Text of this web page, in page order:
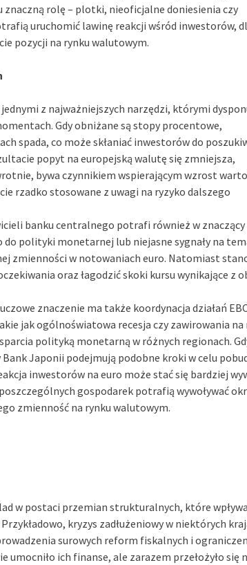
rolę – plotki, nieoficjalne doniesienia czy
uruchomić lawinę reakcji wśród inwestorów,
pozycji na rynku walutowym.
z najważniejszych narzędzi, którymi
Gdy obniżane są stopy procentowe,
spada, co może skłaniać inwestorów do
popyt na europejską walutę się zmniejsza,
bywa czynnikiem wspierającym wzrost
rzadko stosowane z uwagi na ryzyko dalszego
banku centralnego potrafi również w znaczący
polityki monetarnej lub niejasne sygnały na
zmienności w notowaniach euro. Natomiast
oraz łagodzić skoki kursu wynikające z
znaczenie ma także koordynacja działań
jak ogólnoświatowa recesja czy zawirowania na
polityką monetarną w różnych regionach.
Japonii podejmują podobne kroki w celu
inwestorów na euro może stać się bardziej
gospodarek potrafią wywoływać
zmienność na rynku walutowym.
w postaci przemian strukturalnych, które
kryzys zadłużeniowy w niektórych
surowych reform fiskalnych i
umocniło ich finanse, ale zarazem przełożyło się